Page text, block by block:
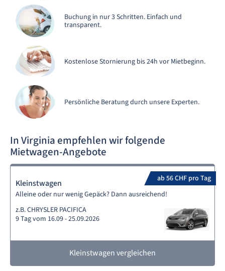
Buchung in nur 3 Schritten. Einfach und
transparent.
Kostenlose Stornierung bis 24h vor Mietbeginn.
Persönliche Beratung durch unsere Experten.
In Virginia empfehlen wir folgende
Mietwagen-Angebote
ab 56 CHF pro Tag
Kleinstwagen
Alleine oder nur wenig Gepäck? Dann ausreichend!
z.B. CHRYSLER PACIFICA
9 Tag vom 16.09 - 25.09.2026
Kleinstwagen vergleichen